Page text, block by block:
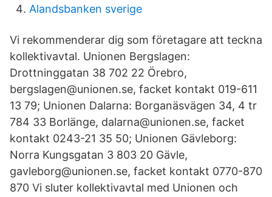
Alandsbanken sverige
Vi rekommenderar dig som företagare att teckna
kollektivavtal. Unionen Bergslagen:
Drottninggatan 38 702 22 Örebro,
bergslagen@unionen.se, facket kontakt 019-611
13 79; Unionen Dalarna: Borganäsvägen 34, 4 tr
784 33 Borlänge, dalarna@unionen.se, facket
kontakt 0243-21 35 50; Unionen Gävleborg:
Norra Kungsgatan 3 803 20 Gävle,
gavleborg@unionen.se, facket kontakt 0770-870
870 Vi sluter kollektivavtal med Unionen och